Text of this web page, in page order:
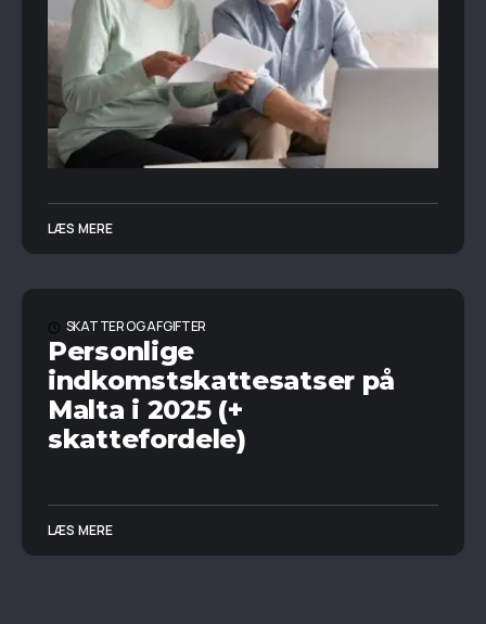
LÆS MERE
SKATTER OG AFGIFTER
Personlige
indkomstskattesatser på
Malta i 2025 (+
skattefordele)
LÆS MERE